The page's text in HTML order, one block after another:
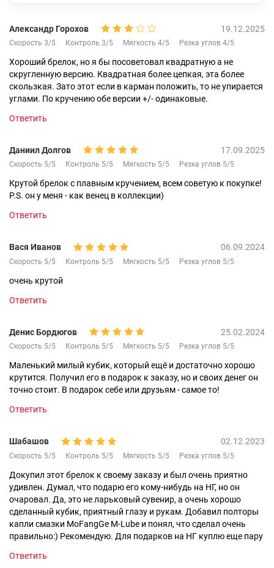
Александр Горохов 19.12.2025
Скорость 3/5 Контроль 3/5 Мягкость 4/5 Резка углов 4/5
Хороший брелок, но я бы посоветовал квадратную а не
скругленную версию. Квадратная более цепкая, эта более
скользкая. Зато этот если в карман положить, то не упирается
углами. По кручению обе версии +/- одинаковые.
Ответить
Даниил Долгов 17.09.2025
Скорость 5/5 Контроль 5/5 Мягкость 5/5 Резка углов 5/5
Крутой брелок с плавным кручением, всем советую к покупке!
P.S. он у меня - как венец в коллекции)
Ответить
Вася Иванов 06.09.2024
Скорость 5/5 Контроль 5/5 Мягкость 5/5 Резка углов 5/5
очень крутой
Ответить
Денис Бордюгов 25.02.2024
Скорость 5/5 Контроль 5/5 Мягкость 5/5 Резка углов 5/5
Маленький милый кубик, который ещё и достаточно хорошо
крутится. Получил его в подарок к заказу, но и своих денег он
точно стоит. В подарок себе или друзьям - самое то!
Ответить
Шабашов 02.12.2023
Скорость 5/5 Контроль 5/5 Мягкость 5/5 Резка углов 5/5
Докупил этот брелок к своему заказу и был очень приятно
удивлен. Думал, что подарю его кому-нибудь на НГ, но он
очаровал. Да, это не ларьковый сувенир, а очень хорошо
сделанный кубик, приятный глазу и рукам. Добавил полторы
капли смазки MoFangGe M-Lube и понял, что сделал очень
правильно:) Рекомендую. Для подарков на НГ куплю еще пару
Ответить